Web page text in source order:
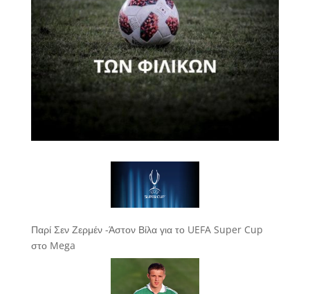
Παρί Σεν Ζερμέν -Άστον Βίλα για το UEFA Super Cup
στο Mega